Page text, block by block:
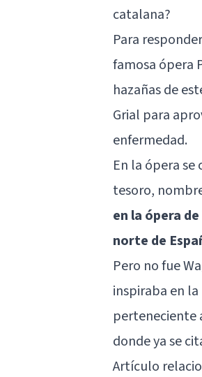
catalana?
Para
famosa ópera
hazañas de
Grial para
enfermedad.
En la ópera
tesoro,
en la ópera
norte de
Pero no fue
inspiraba en
perteneciente
donde ya se
Artículo